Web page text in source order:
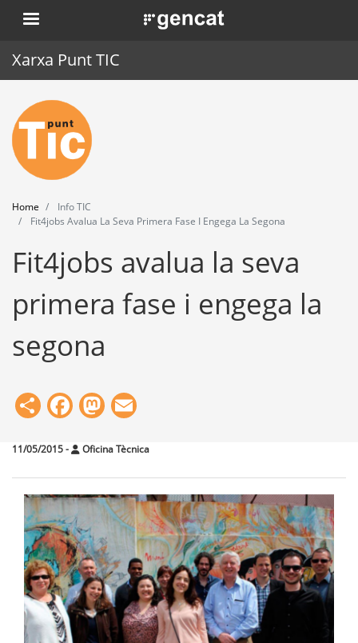
Skip
to
. Obre en una nova finestra.
Xarxa Punt TIC
Home
Punt TIC
News
Events
Training
Tools
Home
Info TIC
Fit4jobs Avalua La Seva Primera Fase I Engega La Segona
Fit4jobs avalua la seva
primera fase i engega la
segona
ShareFacebook
Mastodon
11/05/2015- Oficina Tècnica